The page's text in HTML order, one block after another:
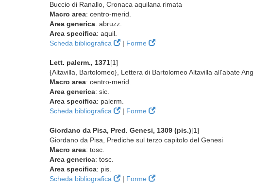
Buccio di Ranallo, Cronaca aquilana rimata
Macro area: centro-merid.
Area generica: abruzz.
Area specifica: aquil.
Scheda bibliografica
| Forme
Lett. palerm., 1371[1]
{Altavilla, Bartolomeo}, Lettera di Bartolomeo Altavilla all'abate
Macro area: centro-merid.
Area generica: sic.
Area specifica: palerm.
Scheda bibliografica
| Forme
Giordano da Pisa, Pred. Genesi, 1309 (pis.)[1]
Giordano da Pisa, Prediche sul terzo capitolo del Genesi
Macro area: tosc.
Area generica: tosc.
Area specifica: pis.
Scheda bibliografica
| Forme